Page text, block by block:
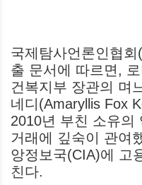
국제탐사언론인협
출 문서에 따르면,
건복지부 장관의 며
네디(Amaryllis Fox
2010년 부친 소유의
거래에 깊숙이 관여
앙정보국(CIA)에 고
친다.